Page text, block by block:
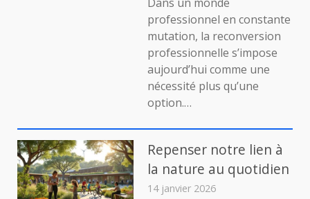
reconvertir
professionnellement
:
étapes
et
erreurs
Dans un monde
professionnel en constante
mutation, la reconversion
professionnelle s’impose
aujourd’hui comme une
nécessité plus qu’une
option.…
Repenser notre lien à
la nature au quotidien
14 janvier 2026